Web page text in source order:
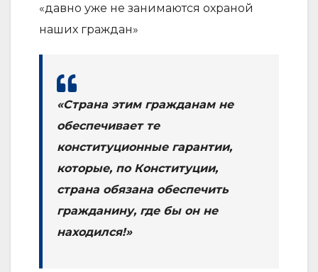
«давно уже не занимаются охраной
наших граждан»
«Страна этим гражданам не
обеспечивает те
конституционные гарантии,
которые, по Конституции,
страна обязана обеспечить
гражданину, где бы он не
находился!»